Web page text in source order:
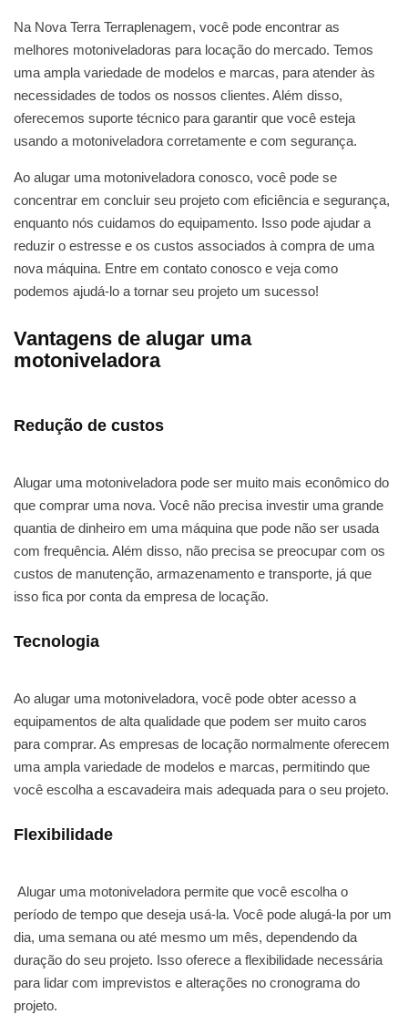
Na Nova Terra Terraplenagem, você pode encontrar as
melhores motoniveladoras para locação do mercado. Temos
uma ampla variedade de modelos e marcas, para atender às
necessidades de todos os nossos clientes. Além disso,
oferecemos suporte técnico para garantir que você esteja
usando a motoniveladora corretamente e com segurança.
Ao alugar uma motoniveladora conosco, você pode se
concentrar em concluir seu projeto com eficiência e segurança,
enquanto nós cuidamos do equipamento. Isso pode ajudar a
reduzir o estresse e os custos associados à compra de uma
nova máquina. Entre em contato conosco e veja como
podemos ajudá-lo a tornar seu projeto um sucesso!
Vantagens de alugar uma
motoniveladora
Redução de custos
Alugar uma motoniveladora pode ser muito mais econômico do
que comprar uma nova. Você não precisa investir uma grande
quantia de dinheiro em uma máquina que pode não ser usada
com frequência. Além disso, não precisa se preocupar com os
custos de manutenção, armazenamento e transporte, já que
isso fica por conta da empresa de locação.
Tecnologia
Ao alugar uma motoniveladora, você pode obter acesso a
equipamentos de alta qualidade que podem ser muito caros
para comprar. As empresas de locação normalmente oferecem
uma ampla variedade de modelos e marcas, permitindo que
você escolha a escavadeira mais adequada para o seu projeto.
Flexibilidade
Alugar uma motoniveladora permite que você escolha o
período de tempo que deseja usá-la. Você pode alugá-la por um
dia, uma semana ou até mesmo um mês, dependendo da
duração do seu projeto. Isso oferece a flexibilidade necessária
para lidar com imprevistos e alterações no cronograma do
projeto.